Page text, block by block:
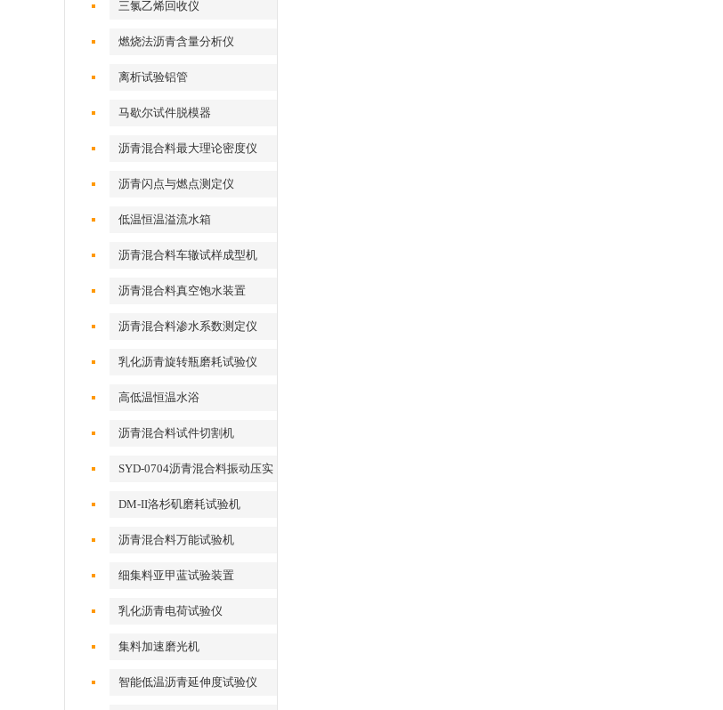
三氯乙烯回收仪
燃烧法沥青含量分析仪
离析试验铝管
马歇尔试件脱模器
沥青混合料最大理论密度仪
沥青闪点与燃点测定仪
低温恒温溢流水箱
沥青混合料车辙试样成型机
沥青混合料真空饱水装置
沥青混合料渗水系数测定仪
乳化沥青旋转瓶磨耗试验仪
高低温恒温水浴
沥青混合料试件切割机
SYD-0704沥青混合料振动压实
DM-II洛杉矶磨耗试验机
沥青混合料万能试验机
细集料亚甲蓝试验装置
乳化沥青电荷试验仪
集料加速磨光机
智能低温沥青延伸度试验仪